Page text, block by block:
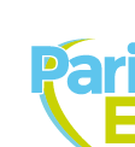
contenu
principal